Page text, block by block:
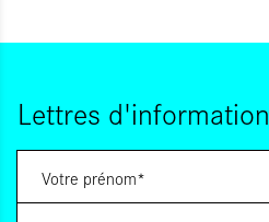
Lettres d'information